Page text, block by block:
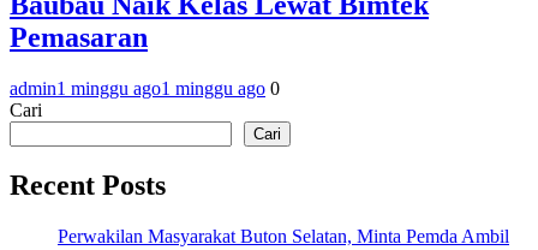
Pemasaran
admin1 minggu ago1 minggu ago 0
Cari
Cari
Recent Posts
Perwakilan Masyarakat Buton Selatan, Minta Pemda Ambil